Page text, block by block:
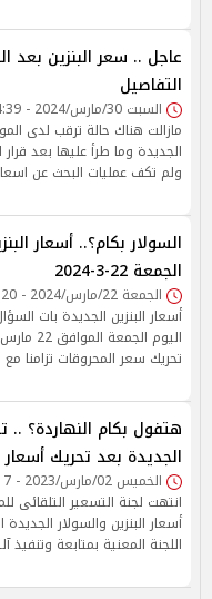
عاجل .. سعر البنزين بعد
التفاصيل
السبت 30/مارس/2024 - 04:39 م
مازالت هناك حالة ترقب لدى
الجديدة وما طرأ عليها بعد قرار
ولم تكف عمليات البحث عن
السولار بكام؟.. أسعار
الجمعة 22-3-2024
الجمعة 22/مارس/2024 - 12:20 ص
أسعار البنزين الجديدة بات
تحريك سعر المحروقات تزامنا مع
هتفول بكام النهاردة؟
الجديدة بعد تحريك أسعار
الخميس 02/مارس/2023 - 03:17 ص
انتهت لجنة التسعير التلقائى
أسعار البنزين والسولار
اللجنة المعنية بمتابعة